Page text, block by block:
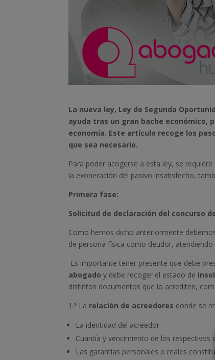
La nueva ley, Ley de Segunda
ayuda tras un gran bache económico,
economía. Este artículo recoge los
que sea necesario.
Para poder acogerse a esta ley, se requiere
la exoneración del pasivo insatisfecho,
Primera fase:
Solicitud de declaración del concurso
Como hemos dicho anteriormente
de persona física como deudor,
Es importante tener presente que debe
abogado y debe recoger el estado de
distintos documentos que lo acrediten,
1.º La relación de acreedores donde se
La identidad del acreedor.
Cuantía y vencimiento de los respectivos
Las garantías personales o reales